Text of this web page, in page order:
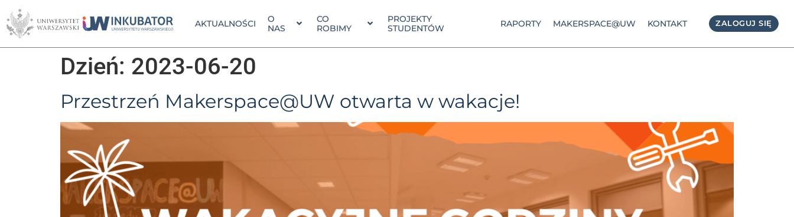
AKTUALNOŚCI
O
NAS
CO
ROBIMY
PROJEKTY
STUDENTÓW
RAPORTY MAKERSPACE@UW KONTAKT ZALOGUJ SIĘ
Dzień: 2023-06-20
Przestrzeń Makerspace@UW otwarta w wakacje!